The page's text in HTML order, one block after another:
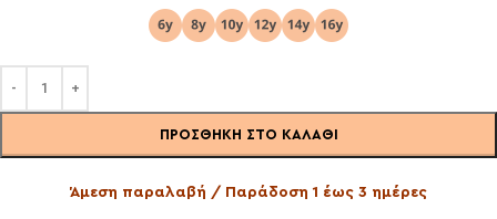
ΠΡΟΣΘΉΚΗ ΣΤΟ ΚΑΛΆΘΙ
Άμεση παραλαβή / Παράδοση 1 έως 3 ημέρες